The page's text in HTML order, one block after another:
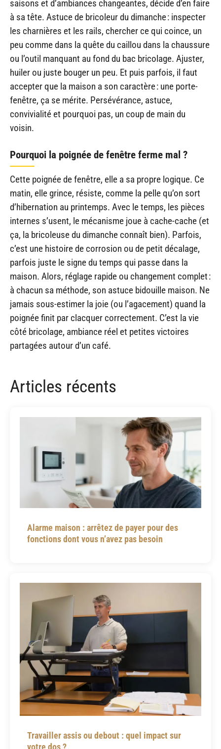
saisons et d’ambiances changeantes, décide d’en faire
à sa tête. Astuce de bricoleur du dimanche : inspecter
les charnières et les rails, chercher ce qui coince, un
peu comme dans la quête du caillou dans la chaussure
ou l’outil manquant au fond du bac bricolage. Ajuster,
huiler ou juste bouger un peu. Et puis parfois, il faut
accepter que la maison a son caractère : une porte-
fenêtre, ça se mérite. Persévérance, astuce,
convivialité et pourquoi pas, un coup de main du
voisin.
Pourquoi la poignée de fenêtre ferme mal ?
Cette poignée de fenêtre, elle a sa propre logique. Ce
matin, elle grince, résiste, comme la pelle qu’on sort
d’hibernation au printemps. Avec le temps, les pièces
internes s’usent, le mécanisme joue à cache-cache (et
ça, la bricoleuse du dimanche connaît bien). Parfois,
c’est une histoire de corrosion ou de petit décalage,
parfois juste le signe du temps qui passe dans la
maison. Alors, réglage rapide ou changement complet :
à chacun sa méthode, son astuce bidouille maison. Ne
jamais sous-estimer la joie (ou l’agacement) quand la
poignée finit par clacquer correctement. C’est la vie
côté bricolage, ambiance réel et petites victoires
partagées autour d’un café.
Articles récents
Alarme maison : arrêtez de payer pour des
fonctions dont vous n’avez pas besoin
Travailler assis ou debout : quel impact sur
votre dos ?